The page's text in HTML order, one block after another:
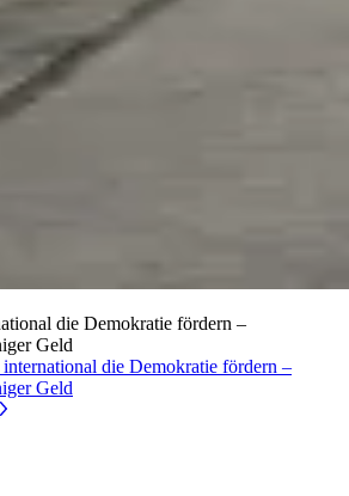
die Demokratie fördern –
Geld
die Demokratie fördern –
Geld